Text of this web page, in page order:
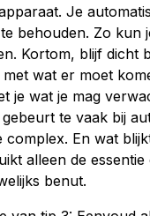
Je
behouden. Zo kun
Kortom, blijf dicht
wat er moet
je wat je mag
te vaak bij
complex. En wat
alleen de
benut.